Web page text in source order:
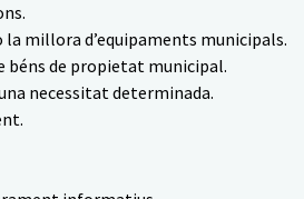
la millora d’equipaments municipals.
béns de propietat municipal.
necessitat determinada.